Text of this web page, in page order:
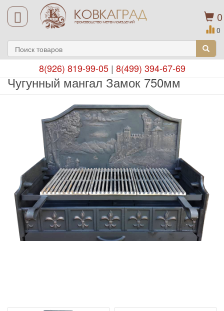
0
0
8(926) 819-99-05| 8(499) 394-67-69
Чугунный мангал Замок 750мм